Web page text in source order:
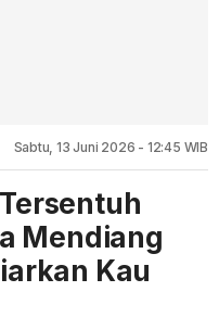
Sabtu, 13 Juni 2026 - 12:45 WIB
Mendiang
Kau